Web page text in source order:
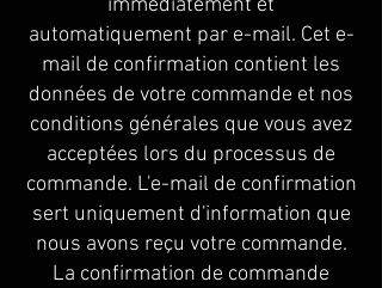
immédiatement et
automatiquement par e-mail. Cet e-
mail de confirmation contient les
données de votre commande et nos
conditions générales que vous avez
acceptées lors du processus de
commande. L'e-mail de confirmation
sert uniquement d'information que
nous avons reçu votre commande.
La confirmation de commande